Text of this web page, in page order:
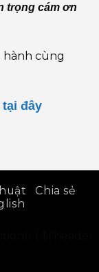
trọng cám ơn
hành cùng
tại đây
Chia sẻ